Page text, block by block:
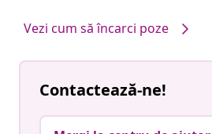
Vezi cum să încarci poze
Contactează-ne!